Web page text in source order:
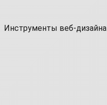
Инструменты веб-дизайна